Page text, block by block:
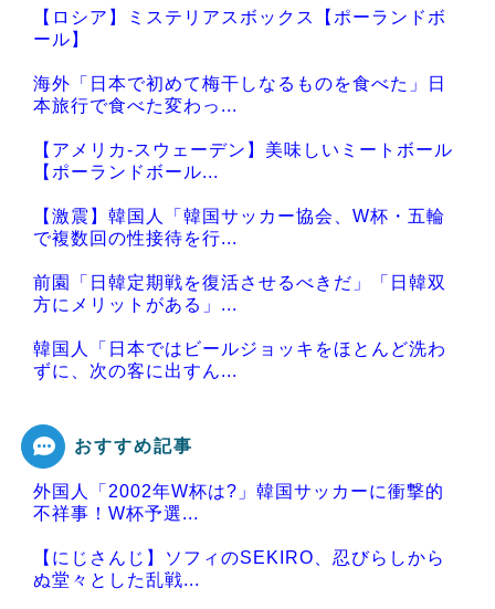
【ロシア】ミステリアスボックス【ポーランドボ
ール】
海外「日本で初めて梅干しなるものを食べた」日
本旅行で食べた変わっ...
【アメリカ-スウェーデン】美味しいミートボール
【ポーランドボール...
【激震】韓国人「韓国サッカー協会、W杯・五輪
で複数回の性接待を行...
前園「日韓定期戦を復活させるべきだ」「日韓双
方にメリットがある」...
韓国人「日本ではビールジョッキをほとんど洗わ
ずに、次の客に出すん...
Powered by livedoor 相互RSS
おすすめ記事
外国人「2002年W杯は?」韓国サッカーに衝撃的
不祥事！W杯予選...
【にじさんじ】ソフィのSEKIRO、忍びらしから
ぬ堂々とした乱戦...